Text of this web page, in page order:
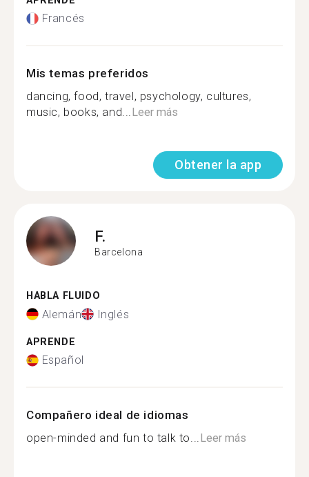
Francés
Mis temas preferidos
dancing, food, travel, psychology, cultures,
music, books, and...Leer más
Obtener la app
F.
Barcelona
HABLA FLUIDO
Alemán Inglés
APRENDE
Español
Compañero ideal de idiomas
open-minded and fun to talk to...Leer más